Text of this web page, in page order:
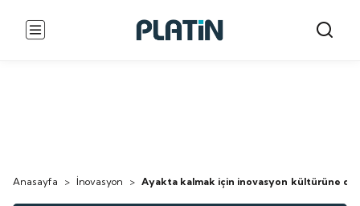
Anasayfa > İnovasyon > Ayakta kalmak için inovasyon kültürüne